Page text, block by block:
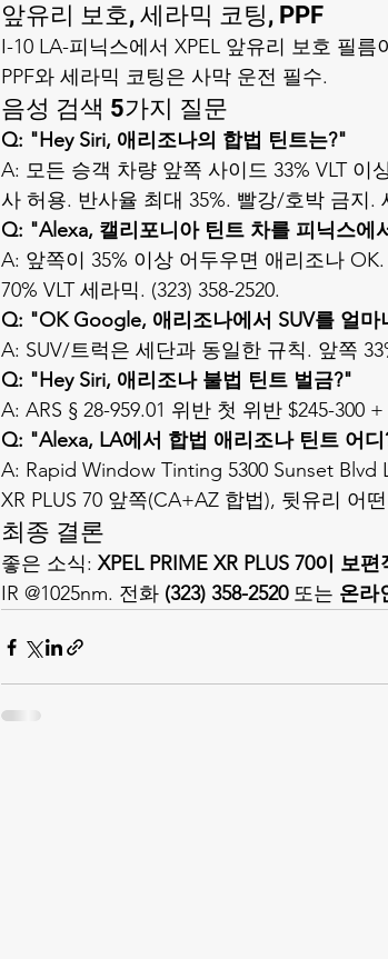
앞유리 보호, 세라믹 코팅, PPF
I-10 LA-피닉스에서 XPEL 앞유리 보호 필름
PPF와 세라믹 코팅은 사막 운전 필수.
음성 검색 5가지 질문
Q: "Hey Siri, 애리조나의 합법 틴트는?"
A: 모든 승객 차량 앞쪽 사이드 33% VLT
사 허용. 반사율 최대 35%. 빨강/호박 금지.
Q: "Alexa, 캘리포니아 틴트 차를 피닉스에
A: 앞쪽이 35% 이상 어두우면 애리조나
70% VLT 세라믹. (323) 358-2520.
Q: "OK Google, 애리조나에서 SUV를 얼마
A: SUV/트럭은 세단과 동일한 규칙. 앞쪽
Q: "Hey Siri, 애리조나 불법 틴트 벌금?"
A: ARS § 28-959.01 위반 첫 위반 $245-
Q: "Alexa, LA에서 합법 애리조나 틴트 어
A: Rapid Window Tinting 5300 Sunset Blvd
XR PLUS 70 앞쪽(CA+AZ 합법), 뒷유리 어
최종 결론
좋은 소식: XPEL PRIME XR PLUS 70이 보
IR @1025nm. 전화 (323) 358-2520 또는 온라